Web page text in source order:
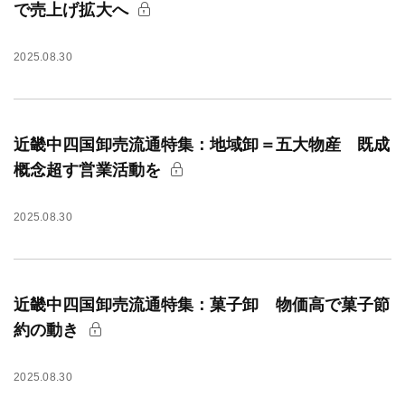
で売上げ拡大へ
2025.08.30
近畿中四国卸売流通特集：地域卸＝五大物産 既成
概念超す営業活動を
2025.08.30
近畿中四国卸売流通特集：菓子卸 物価高で菓子節
約の動き
2025.08.30